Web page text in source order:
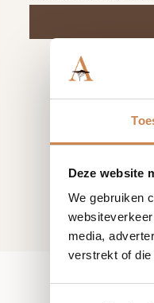
Deze website
We gebruiken
media,
verstrekt of